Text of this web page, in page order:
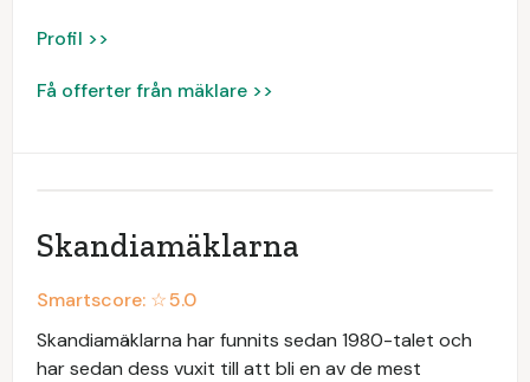
Profil >>
Få offerter från mäklare >>
Skandiamäklarna
Smartscore: ☆5.0
Skandiamäklarna har funnits sedan 1980-talet och
har sedan dess vuxit till att bli en av de mest